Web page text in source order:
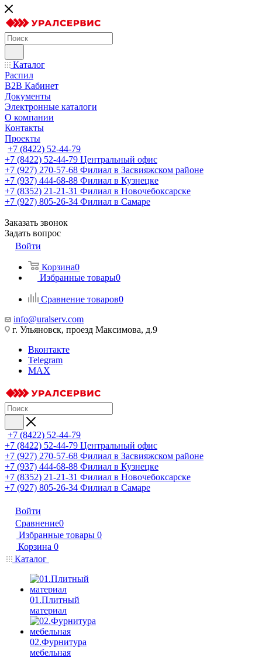
Каталог
Распил
B2B Кабинет
Документы
Электронные каталоги
О компании
Контакты
Проекты
+7 (8422) 52-44-79
+7 (8422) 52-44-79 Центральный офис
+7 (927) 270-57-68 Филиал в Засвияжском районе
+7 (937) 444-68-88 Филиал в Кузнецке
+7 (8352) 21-21-31 Филиал в Новочебоксарске
+7 (927) 805-26-34 Филиал в Самаре
Заказать звонок
Задать вопрос
Войти
Корзина0
Избранные товары0
Сравнение товаров0
info@uralserv.com
г. Ульяновск, проезд Максимова, д.9
Вконтакте
Telegram
MAX
+7 (8422) 52-44-79
+7 (8422) 52-44-79 Центральный офис
+7 (927) 270-57-68 Филиал в Засвияжском районе
+7 (937) 444-68-88 Филиал в Кузнецке
+7 (8352) 21-21-31 Филиал в Новочебоксарске
+7 (927) 805-26-34 Филиал в Самаре
Войти
Сравнение0
Избранные товары 0
Корзина 0
Каталог
01.Плитный
материал
02.Фурнитура
мебельная